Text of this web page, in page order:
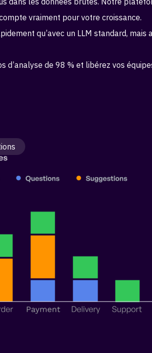
vraiment pour votre croissance.
qu’avec un LLM standard, mais
d’analyse de 98 % et libérez vos